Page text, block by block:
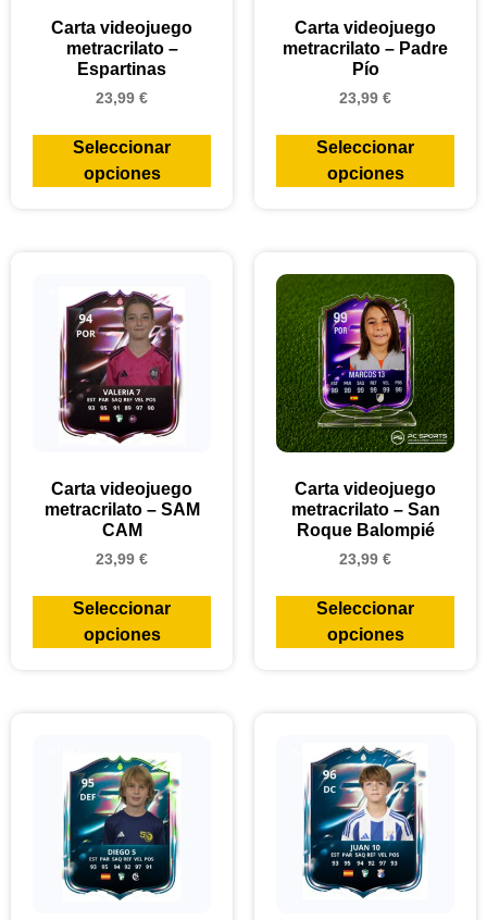
Carta videojuego
metracrilato –
Espartinas
23,99 €
Seleccionar
opciones
Carta videojuego
metracrilato – Padre
Pío
23,99 €
Seleccionar
opciones
Carta videojuego
metracrilato – SAM
CAM
23,99 €
Seleccionar
opciones
Carta videojuego
metracrilato – San
Roque Balompié
23,99 €
Seleccionar
opciones